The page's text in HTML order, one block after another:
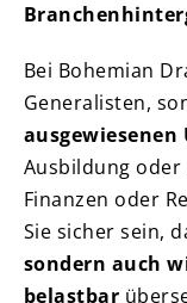
Bei Bohemian
Generalisten,
ausgewiesenen
Ausbildung
Finanzen oder
Sie sicher sein,
sondern auch
belastbar